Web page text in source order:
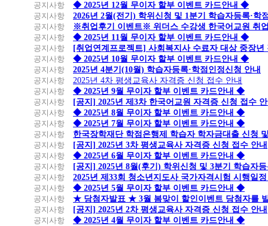
공지사항
◆ 2025년 12월 무이자 할부 이벤트 카드안내 ◆
공지사항
2026년 2월(전기) 학위신청 및 1분기 학습자등록·학
공지사항
※취업후기 이벤트※ 위더스 수강생 한국어교원 취
공지사항
◆ 2025년 11월 무이자 할부 이벤트 카드안내 ◆
공지사항
[취업연계프로젝트] 사회복지사 수료자 대상 중장
공지사항
◆ 2025년 10월 무이자 할부 이벤트 카드안내 ◆
공지사항
2025년 4분기(10월) 학습자등록·학점인정신청 안내
공지사항
2025년 4차 평생교육사 자격증 신청 접수 안내
공지사항
◆ 2025년 9월 무이자 할부 이벤트 카드안내 ◆
공지사항
[공지] 2025년 제3차 한국어교원 자격증 신청 접수
공지사항
◆ 2025년 8월 무이자 할부 이벤트 카드안내 ◆
공지사항
◆ 2025년 7월 무이자 할부 이벤트 카드안내 ◆
공지사항
한국장학재단 학점은행제 학습자 학자금대출 신청
공지사항
[공지] 2025년 3차 평생교육사 자격증 신청 접수 안내
공지사항
◆ 2025년 6월 무이자 할부 이벤트 카드안내 ◆
공지사항
[공지] 2025년 8월(후기) 학위신청 및 3분기 학습자
공지사항
2025년 제33회 청소년지도사 국가자격시험 시행일
공지사항
◆ 2025년 5월 무이자 할부 이벤트 카드안내 ◆
공지사항
★ 당첨자발표 ★ 3월 봄맞이 할인이벤트 당첨자를
공지사항
[공지] 2025년 2차 평생교육사 자격증 신청 접수 안내
공지사항
◆ 2025년 4월 무이자 할부 이벤트 카드안내 ◆